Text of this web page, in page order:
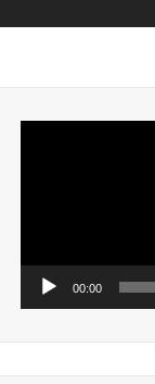
00:00